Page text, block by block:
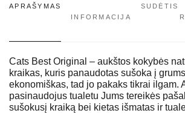
APRAŠYMAS
INFORMACIJA
SUDĖTIS
Cats Best Original – aukštos kokybės
kraikas, kuris panaudotas sušoka į
ekonomiškas, tad jo pakaks tikrai ilgam.
pasinaudojus tualetu Jums tereikės
sušokusį kraiką bei kietas išmatas ir